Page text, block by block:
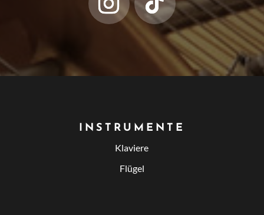
INSTRUMENTE
Klaviere
Flügel